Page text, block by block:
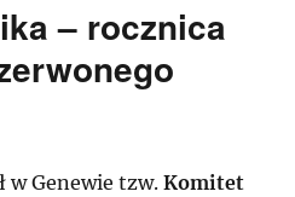
– rocznica
w Genewie tzw.Komitet